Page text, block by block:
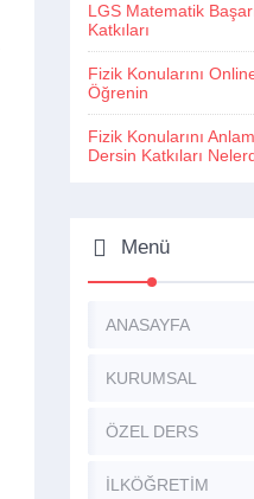
LGS Matematik
Katkıları
Fizik Konularını
Öğrenin
Fizik Konularını
Dersin Katkıları
Menü
ANASAYFA
KURUMSAL
ÖZEL DERS
İLKÖĞRETİM